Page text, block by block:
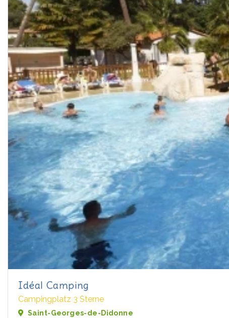
Idéal Camping
Campingplatz 3 Sterne
Saint-Georges-de-Didonne